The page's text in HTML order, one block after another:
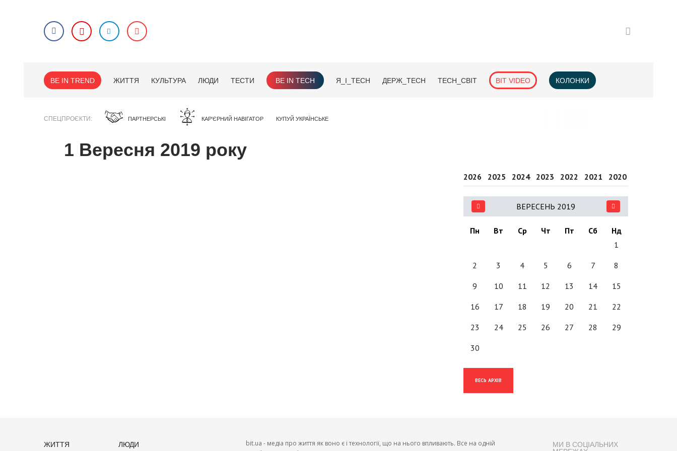
BE IN TREND ЖИТТЯ КУЛЬТУРА ЛЮДИ ТЕСТИ BE IN TECH Я_І_TECH ДЕРЖ_TECH TECH_СВІТ BIT VIDEO КОЛОНКИ
СПЕЦПРОЄКТИ ПАРТНЕРСЬКІ КАР'ЄРНИЙ НАВІГАТОР КУПУЙ УКРАЇНСЬКЕ
1 Вересня 2019 року
2026 2025 2024 2023 2022 2021 2020
ВЕРЕСЕНЬ 2019
Пн Вт Ср Чт Пт Сб
Нд
1
2 3 4 5 6 7 8
9 10 11 12 13 14 15
16 17 18 19 20 21 22
23 24 25 26 27 28 29
30
ВЕСЬ АРХІВ
ЖИТТЯ ЛЮДИ
МИ В СОЦІАЛЬНИХ
bit.ua - медіа про життя як воно є і технології, що на нього впливають. Все на одній